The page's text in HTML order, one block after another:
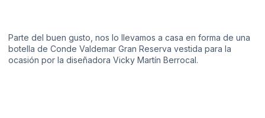
Parte del buen gusto, nos lo llevamos a casa en forma de una
botella de Conde Valdemar Gran Reserva vestida para la
ocasión por la diseñadora Vicky Martín Berrocal.